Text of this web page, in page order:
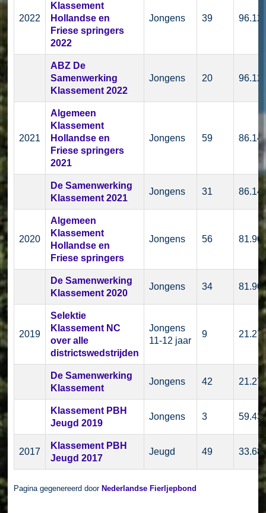
2022
Klassement
Hollandse en
Friese springers
2022
Jongens 39
ABZ De
Samenwerking
Klassement 2022
Jongens 20
2021
Algemeen
Klassement
Hollandse en
Friese springers
2021
Jongens 59
De Samenwerking
Klassement 2021
Jongens 31
2020
Algemeen
Klassement
Hollandse en
Friese springers
Jongens 56
De Samenwerking
Klassement 2020
Jongens 34
2019
Selektie
Klassement NC
over alle
districtswedstrijden
Jongens
11-12 jaar
9
De Samenwerking
Klassement
Jongens 42
Klassement PBH
Jeugd 2019
Jongens 3
2017
Klassement PBH
Jeugd 2017
Jeugd 49
Pagina gegenereerd door Nederlandse Fierljepbond